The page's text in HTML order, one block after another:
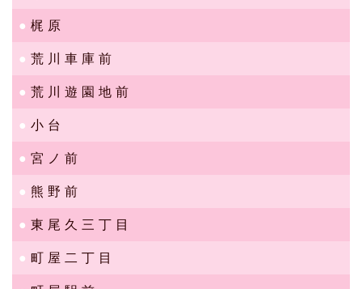
梶原
荒川車庫前
荒川遊園地前
小台
宮ノ前
熊野前
東尾久三丁目
町屋二丁目